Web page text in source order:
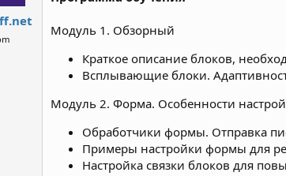
Модуль 1. Обзорный
Краткое описание блоков,
Всплывающие блоки.
Модуль 2. Форма. Особенности
Обработчики формы. Отправка
Примеры настройки формы для
Настройка связки блоков для